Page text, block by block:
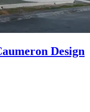
Design